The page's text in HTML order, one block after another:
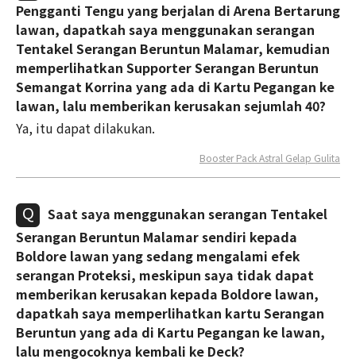
Pengganti Tengu yang berjalan di Arena Bertarung
lawan, dapatkah saya menggunakan serangan
Tentakel Serangan Beruntun Malamar, kemudian
memperlihatkan Supporter Serangan Beruntun
Semangat Korrina yang ada di Kartu Pegangan ke
lawan, lalu memberikan kerusakan sejumlah 40?
Ya, itu dapat dilakukan.
Booster Pack Astral Gelap Gulita
Saat saya menggunakan serangan Tentakel
Serangan Beruntun Malamar sendiri kepada
Boldore lawan yang sedang mengalami efek
serangan Proteksi, meskipun saya tidak dapat
memberikan kerusakan kepada Boldore lawan,
dapatkah saya memperlihatkan kartu Serangan
Beruntun yang ada di Kartu Pegangan ke lawan,
lalu mengocoknya kembali ke Deck?